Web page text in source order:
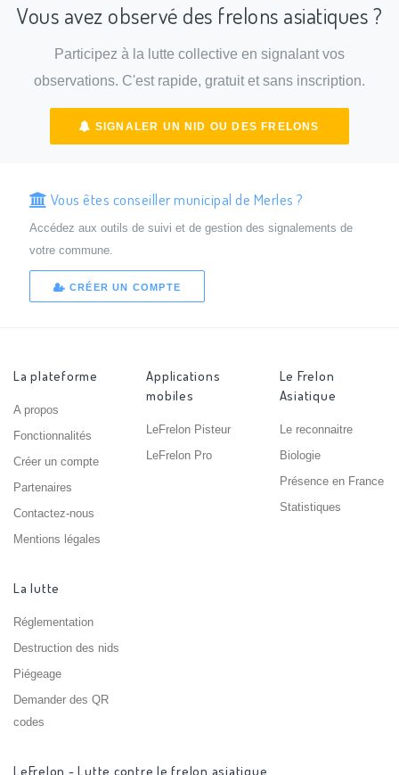
Vous avez observé des frelons asiatiques ?
Participez à la lutte collective en signalant vos
observations. C'est rapide, gratuit et sans inscription.
SIGNALER UN NID OU DES FRELONS
Vous êtes conseiller municipal de Merles ?
Accédez aux outils de suivi et de gestion des signalements de
votre commune.
CRÉER UN COMPTE
La plateforme
A propos
Fonctionnalités
Créer un compte
Partenaires
Contactez-nous
Mentions légales
Applications
mobiles
LeFrelon Pisteur
LeFrelon Pro
Le Frelon
Asiatique
Le reconnaitre
Biologie
Présence en France
Statistiques
La lutte
Réglementation
Destruction des nids
Piégeage
Demander des QR
codes
LeFrelon - Lutte contre le frelon asiatique